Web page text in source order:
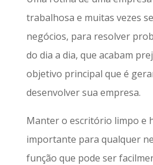
trabalhosa e muitas vezes
negócios, para resolver
do dia a dia, que acabam
objetivo principal que é
desenvolver sua empresa.
Manter o escritório limpo e
importante para qualquer
função que pode ser